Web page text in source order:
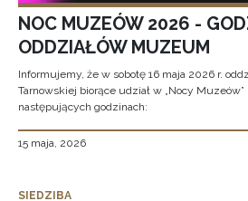
NOC MUZEÓW 2026 -
ODDZIAŁÓW MUZEUM
Informujemy, że w sobotę 16 maja 2026 r.
Tarnowskiej biorące udział w „Nocy
następujących godzinach:
15 maja, 2026
SIEDZIBA